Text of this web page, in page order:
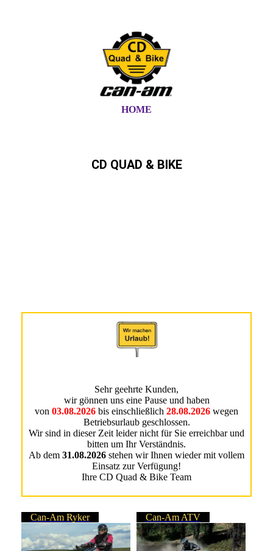
HOME
CD QUAD & BIKE
Sehr geehrte Kunden,
wir gönnen uns eine Pause und haben
von 03.08.2026 bis einschließlich 28.08.2026 wegen
Betriebsurlaub geschlossen.
Wir sind in dieser Zeit leider nicht für Sie erreichbar und
bitten um Ihr Verständnis.
Ab dem 31.08.2026 stehen wir Ihnen wieder mit vollem
Einsatz zur Verfügung!
Ihre CD Quad & Bike Team
Can-Am Ryker Can-Am ATV